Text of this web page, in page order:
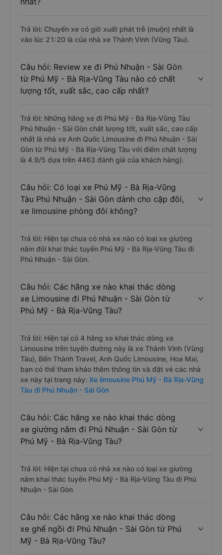
Trả lời: Chuyến xe có giờ xuất phát trễ (muộn) nhất là
vào lúc 21:20 là của nhà xe Thành Vinh (Vũng Tàu).
Câu hỏi: Review xe đi Phú Nhuận - Sài Gòn
từ Phú Mỹ - Bà Rịa-Vũng Tàu nào có chất
lượng tốt, xuất sắc, cao cấp nhất?
Trả lời: Những hãng xe đi Phú Mỹ - Bà Rịa-Vũng Tàu
Phú Nhuận - Sài Gòn chất lượng tốt, xuất sắc, cao cấp
nhất là nhà xe Anh Quốc Limousine đi Phú Nhuận - Sài
Gòn từ Phú Mỹ - Bà Rịa-Vũng Tàu với điểm chất lượng
là 4.9/5 dựa trên 4463 đánh giá của khách hàng).
Câu hỏi: Có loại xe Phú Mỹ - Bà Rịa-Vũng
Tàu Phú Nhuận - Sài Gòn dành cho cặp đôi,
xe limousine phòng đôi không?
Trả lời: Hiện tại chưa có nhà xe nào có loại xe giường
nằm đôi khai thác tuyến Phú Mỹ - Bà Rịa-Vũng Tàu đi
Phú Nhuận - Sài Gòn.
Câu hỏi: Các hãng xe nào khai thác dòng
xe Limousine đi Phú Nhuận - Sài Gòn từ
Phú Mỹ - Bà Rịa-Vũng Tàu?
Trả lời: Hiện tại có 4 hãng xe khai thác dòng xe
Limousine trên tuyến đường này là xe Thành Vinh (Vũng
Tàu), Bến Thành Travel, Anh Quốc Limousine, Hoa Mai,
bạn có thể tham khảo thêm thông tin và đặt vé các nhà
xe này tại trang này: Xe limousine Phú Mỹ - Bà Rịa-Vũng
Tàu đi Phú Nhuận - Sài Gòn
Câu hỏi: Các hãng xe nào khai thác dòng
xe giường nằm đi Phú Nhuận - Sài Gòn từ
Phú Mỹ - Bà Rịa-Vũng Tàu?
Trả lời: Hiện tại chưa có nhà xe nào có loại xe giường
nằm khai thác tuyến Phú Mỹ - Bà Rịa-Vũng Tàu đi Phú
Nhuận - Sài Gòn
Câu hỏi: Các hãng xe nào khai thác dòng
xe ghế ngồi đi Phú Nhuận - Sài Gòn từ Phú
Mỹ - Bà Rịa-Vũng Tàu?